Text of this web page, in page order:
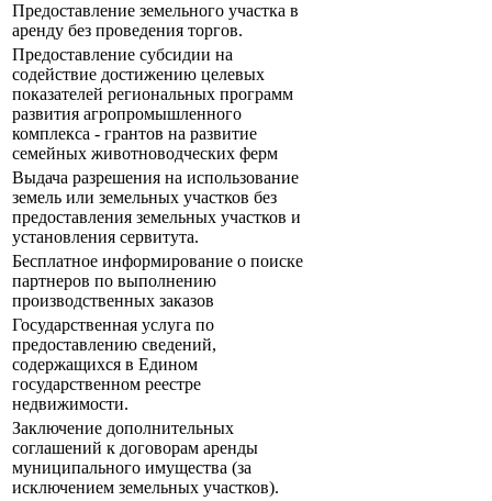
Предоставление земельного участка в
аренду без проведения торгов.
Предоставление субсидии на
содействие достижению целевых
показателей региональных программ
развития агропромышленного
комплекса - грантов на развитие
семейных животноводческих ферм
Выдача разрешения на использование
земель или земельных участков без
предоставления земельных участков и
установления сервитута.
Бесплатное информирование о поиске
партнеров по выполнению
производственных заказов
Государственная услуга по
предоставлению сведений,
содержащихся в Едином
государственном реестре
недвижимости.
Заключение дополнительных
соглашений к договорам аренды
муниципального имущества (за
исключением земельных участков).